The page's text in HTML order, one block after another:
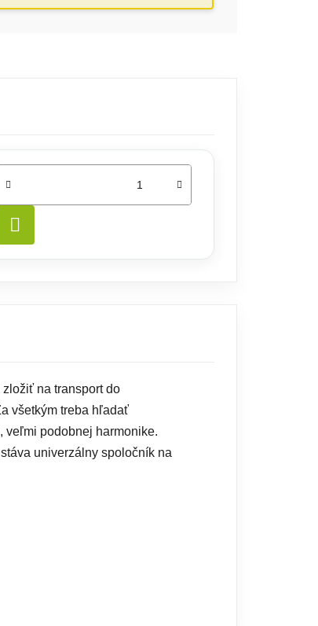
na transport do
všetkým treba hľadať
veľmi podobnej harmonike.
univerzálny spoločník na